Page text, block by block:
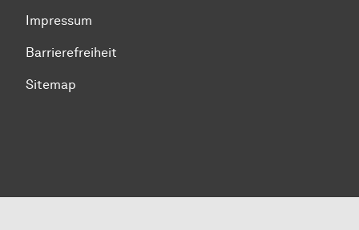
Impressum
Barrierefreiheit
Sitemap